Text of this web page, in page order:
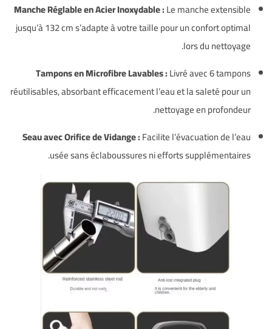
Manche Réglable en Acier Inoxydable :Le manche extensible
jusqu’à 132 cm s’adapte à votre taille pour un confort optimal
lors du nettoyage.
Tampons en Microfibre Lavables :Livré avec 6 tampons
réutilisables, absorbant efficacement l’eau et la saleté pour un
nettoyage en profondeur.
Seau avec Orifice de Vidange :Facilite l’évacuation de l’eau
usée sans éclaboussures ni efforts supplémentaires.